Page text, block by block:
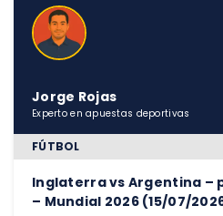
Jorge Rojas
Experto en apuestas deportivas
FÚTBOL
Inglaterra vs Argentina –
– Mundial 2026 (15/07/